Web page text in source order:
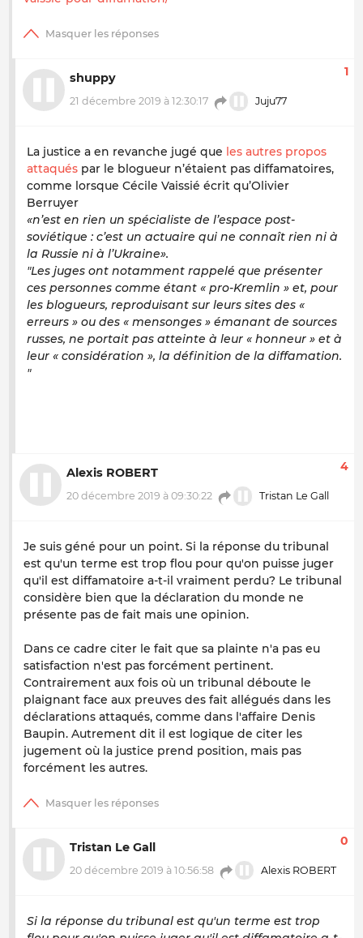
shuppy
21 décembre 2019 à 12:30:17 Juju77
1
La justice a en revanche jugé que les autres propos
attaqués par le blogueur n’étaient pas diffamatoires,
comme lorsque Cécile Vaissié écrit qu’Olivier
Berruyer
«n’est en rien un spécialiste de l’espace post-
soviétique : c’est un actuaire qui ne connaît rien ni à
la Russie ni à l’Ukraine».
"Les juges ont notamment rappelé que présenter
ces personnes comme étant « pro-Kremlin » et, pour
les blogueurs, reproduisant sur leurs sites des «
erreurs » ou des « mensonges » émanant de sources
russes, ne portait pas atteinte à leur « honneur » et à
leur « considération », la définition de la diffamation.
"
Alexis ROBERT
20 décembre 2019 à 09:30:22 Tristan Le Gall
4
Je suis géné pour un point. Si la réponse du tribunal
est qu'un terme est trop flou pour qu'on puisse juger
qu'il est diffamatoire a-t-il vraiment perdu? Le tribunal
considère bien que la déclaration du monde ne
présente pas de fait mais une opinion.
Dans ce cadre citer le fait que sa plainte n'a pas eu
satisfaction n'est pas forcément pertinent.
Contrairement aux fois où un tribunal déboute le
plaignant face aux preuves des fait allégués dans les
déclarations attaqués, comme dans l'affaire Denis
Baupin. Autrement dit il est logique de citer les
jugement où la justice prend position, mais pas
forcément les autres.
Tristan Le Gall
20 décembre 2019 à 10:56:58 Alexis ROBERT
0
Si la réponse du tribunal est qu'un terme est trop